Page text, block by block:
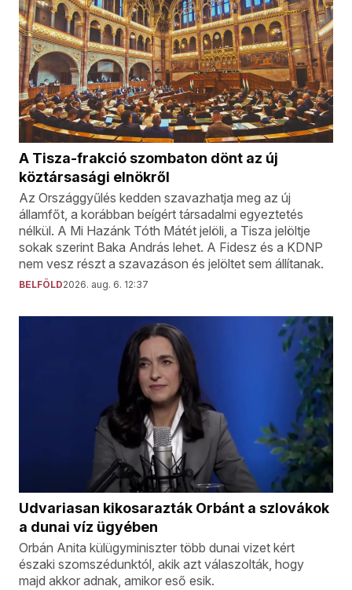
A Tisza-frakció szombaton dönt az új
köztársasági elnökről
Az Országgyűlés kedden szavazhatja meg az új
államfőt, a korábban beígért társadalmi egyeztetés
nélkül. A Mi Hazánk Tóth Mátét jelöli, a Tisza jelöltje
sokak szerint Baka András lehet. A Fidesz és a KDNP
nem vesz részt a szavazáson és jelöltet sem állítanak.
BELFÖLD2026. aug. 6. 12:37
Udvariasan kikosarazták Orbánt a szlovákok
a dunai víz ügyében
Orbán Anita külügyminiszter több dunai vizet kért
északi szomszédunktól, akik azt válaszolták, hogy
majd akkor adnak, amikor eső esik.